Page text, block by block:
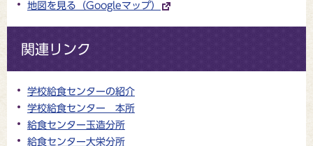
地図を見る（Googleマップ）
関連リンク
学校給食センターの紹介
学校給食センター 本所
給食センター玉造分所
給食センター大栄分所